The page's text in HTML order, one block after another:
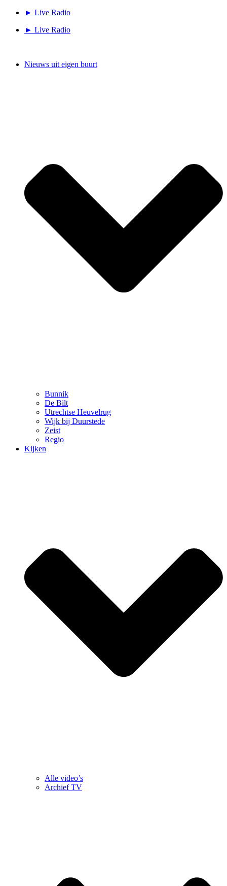
► Live Radio
► Live Radio
Nieuws uit eigen buurt
Bunnik
De Bilt
Utrechtse Heuvelrug
Wijk bij Duurstede
Zeist
Regio
Kijken
Alle video’s
Archief TV